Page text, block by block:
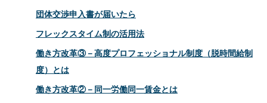
団体交渉申入書が届いたら
フレックスタイム制の活用法
働き方改革③－高度プロフェッショナル制度（脱時間給制
度）とは
働き方改革②－同一労働同一賃金とは